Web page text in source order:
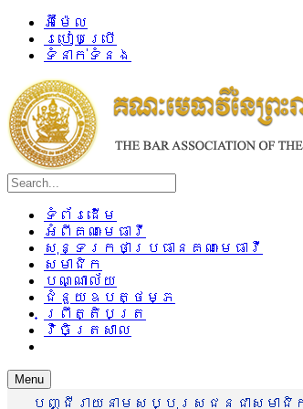
អ៊ីម៉ែល
របៀបប្រើ
ទំនាក់ទំនង
ទំព័រដើម
អំពីគណៈមេធាវី
សុន្ទរកថាប្រធានគណៈមេធាវី
សមាជិក
បណ្ណាល័យ
ជំនួយឧបត្ថម្ភ
ព្រឹត្តិបត្រ
វិចិត្រសាល
Menu
បញ្ជីរាយនាមសប្បុរសជនជាសមាជិក